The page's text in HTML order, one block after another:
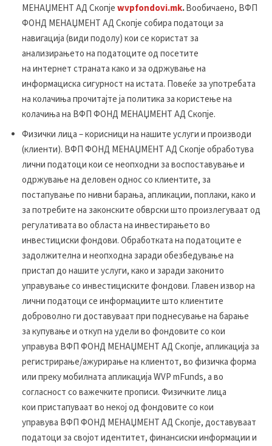
МЕНАЏМЕНТ АД Скопјеwvpfondovi.mk.Вообичаено, ВФП
ФОНД МЕНАЏМЕНТ АД Скопје собира податоци за
навигација (види подолу) кои се користат за
анализирањето на податоците од посетите
на интернет страната како и за одржување на
информациска сигурност на истата. Повеќе за употребата
на колачиња прочитајте ја политика за користење на
колачиња на ВФП ФОНД МЕНАЏМЕНТ АД Скопје.
Физички лица – корисници на нашите услуги и производи
(клиенти). ВФП ФОНД МЕНАЏМЕНТ АД Скопје обработува
лични податоци кои се неопходни за воспоставување и
одржување на деловен однос со клиентите, за
постапување по нивни барања, апликации, поплаки, како и
за потребите на законските обврски што произлегуваат од
регулативата во областа на инвестирањето во
инвестициски фондови. Обработката на податоците е
задолжителна и неопходна заради обезбедување на
пристап до нашите услуги, како и заради законито
управување со инвестициските фондови. Главен извор на
лични податоци се информациите што клиентите
доброволно ги доставуваат при поднесување на барање
за купување и откуп на удели во фондовите со кои
управува ВФП ФОНД МЕНАЏМЕНТ АД Скопје, апликација за
регистрирање/ажурирање наклиентот, во физичка форма
или преку мобилната апликација WVP mFunds, а во
согласност со важечките прописи. Физичките лица
кои пристапуваат во некој од фондовите со кои
управува ВФП ФОНД МЕНАЏМЕНТ АД Скопје, доставуваат
податоци за својот идентитет, финансиски информации и